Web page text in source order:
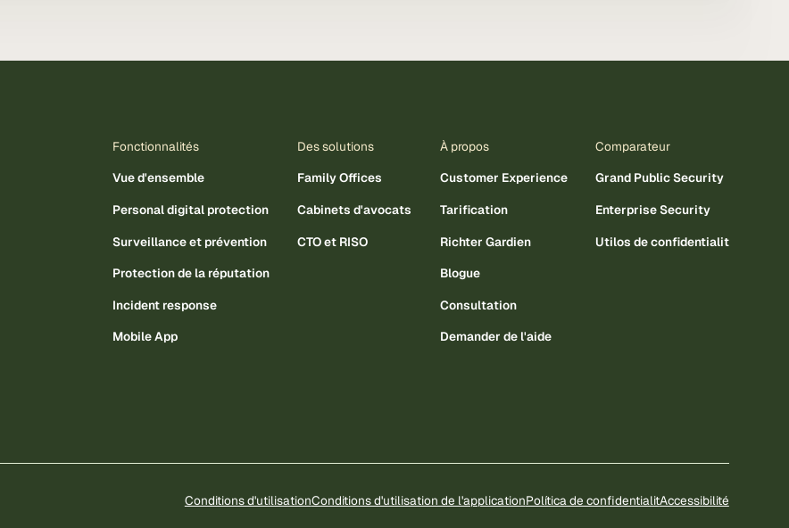
Fonctionnalités
Vue d'ensemble
Personal digital protection
Surveillance et prévention
Protection de la réputation
Incident response
Mobile App
Des solutions
Family Offices
Cabinets d'avocats
CTO et RISO
À propos
Customer Experience
Tarification
Richter Gardien
Blogue
Consultation
Demander de l'aide
Comparateur
Grand Public Security
Enterprise Security
Utilos de confidentialit
Conditions d'utilisationConditions d'utilisation de l'applicationPolítica de confidentialitAccessibilité